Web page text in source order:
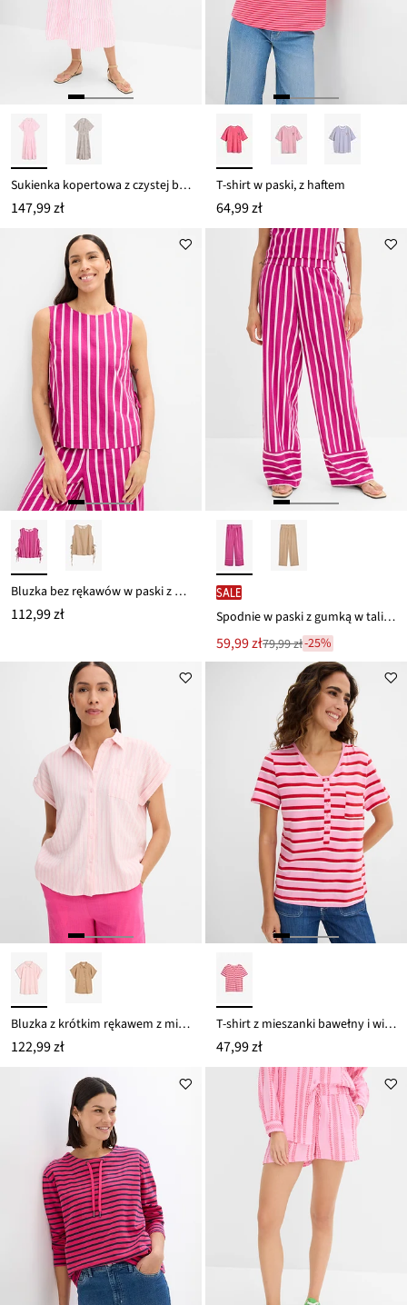
Sukienka kopertowa z czystej bawełny
147,99 zł
T-shirt w paski, z haftem
64,99 zł
Bluzka bez rękawów w paski z mieszanki lnu
112,99 zł
SALE
Spodnie w paski z gumką w talii z mieszanki lnu
Nowa
cena
59,99 zł
Przeceniono
79,99 zł-25%
Bluzka z krótkim rękawem z mieszanki lnu i wiskozy
122,99 zł
T-shirt z mieszanki bawełny i wiskozy
47,99 zł